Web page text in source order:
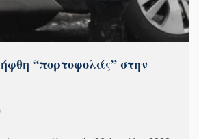
“πορτοφολάς” στην